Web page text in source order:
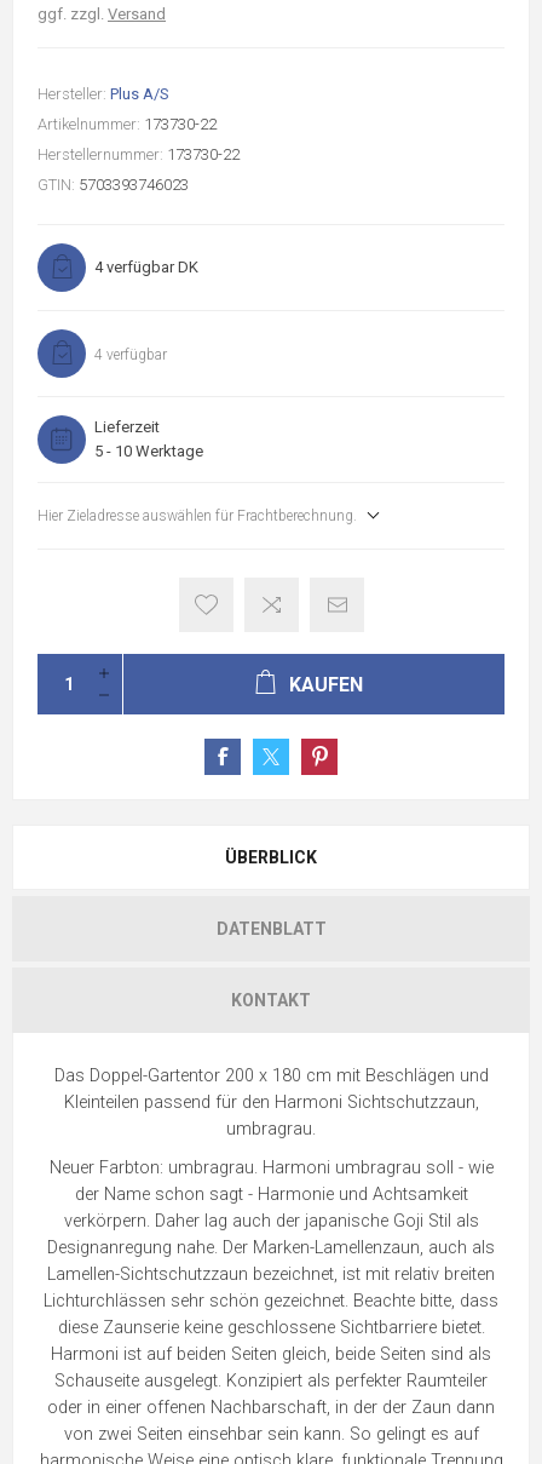
ggf. zzgl. Versand
Hersteller: Plus A/S
Artikelnummer: 173730-22
Herstellernummer: 173730-22
GTIN: 5703393746023
4 verfügbar DK
4 verfügbar
Lieferzeit
5 - 10 Werktage
Hier Zieladresse auswählen für Frachtberechnung.
KAUFEN
ÜBERBLICK
DATENBLATT
KONTAKT
Das Doppel-Gartentor 200 x 180 cm mit Beschlägen und
Kleinteilen passend für den Harmoni Sichtschutzzaun,
umbragrau.
Neuer Farbton: umbragrau. Harmoni umbragrau soll - wie
der Name schon sagt - Harmonie und Achtsamkeit
verkörpern. Daher lag auch der japanische Goji Stil als
Designanregung nahe. Der Marken-Lamellenzaun, auch als
Lamellen-Sichtschutzzaun bezeichnet, ist mit relativ breiten
Lichturchlässen sehr schön gezeichnet. Beachte bitte, dass
diese Zaunserie keine geschlossene Sichtbarriere bietet.
Harmoni ist auf beiden Seiten gleich, beide Seiten sind als
Schauseite ausgelegt. Konzipiert als perfekter Raumteiler
oder in einer offenen Nachbarschaft, in der der Zaun dann
von zwei Seiten einsehbar sein kann. So gelingt es auf